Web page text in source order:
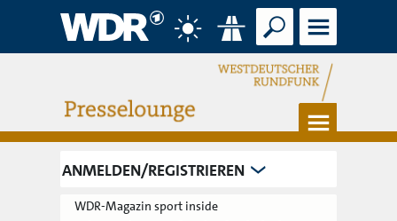
Verkehr
Suche Menü
Menü
ANMELDEN/REGISTRIEREN
WDR-Magazin sport inside